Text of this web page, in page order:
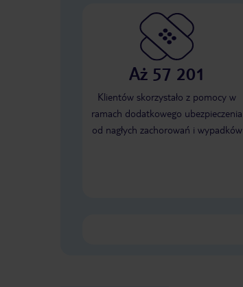
Aż 57 201
Klientów skorzystało z pomocy w
ramach dodatkowego ubezpieczenia
od nagłych zachorowań i wypadków